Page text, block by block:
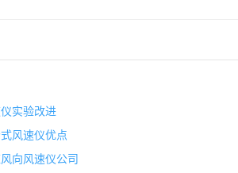
实验改进
风速仪优点
向风速仪公司